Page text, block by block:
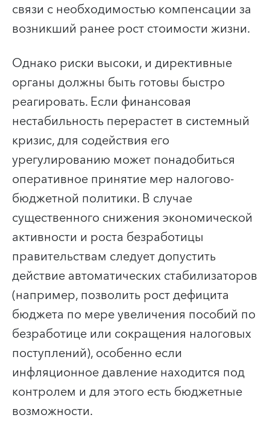
связи с необходимостью компенсации за
возникший ранее рост стоимости жизни.
Однако риски высоки, и директивные
органы должны быть готовы быстро
реагировать. Если финансовая
нестабильность перерастет в системный
кризис, для содействия его
урегулированию может понадобиться
оперативное принятие мер налогово-
бюджетной политики. В случае
существенного снижения экономической
активности и роста безработицы
правительствам следует допустить
действие автоматических стабилизаторов
(например, позволить рост дефицита
бюджета по мере увеличения пособий по
безработице или сокращения налоговых
поступлений), особенно если
инфляционное давление находится под
контролем и для этого есть бюджетные
возможности.